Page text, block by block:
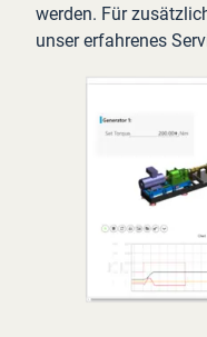
werden. Für
unser erfahrenes